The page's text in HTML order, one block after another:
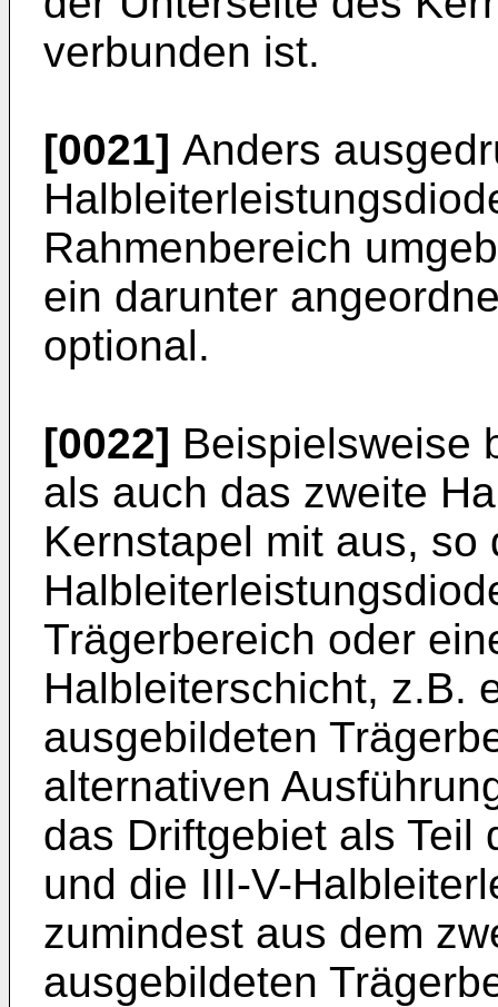
verbunden ist.
[0021] Anders
Rahmenbereich
ein darunter
optional.
[0022] Beispielsweise
als auch das zweite
Kernstapel mit aus, so
Trägerbereich oder
Halbleiterschicht, z.B.
ausgebildeten
alternativen
das Driftgebiet als Teil
und die III-V-
zumindest aus dem
ausgebildeten